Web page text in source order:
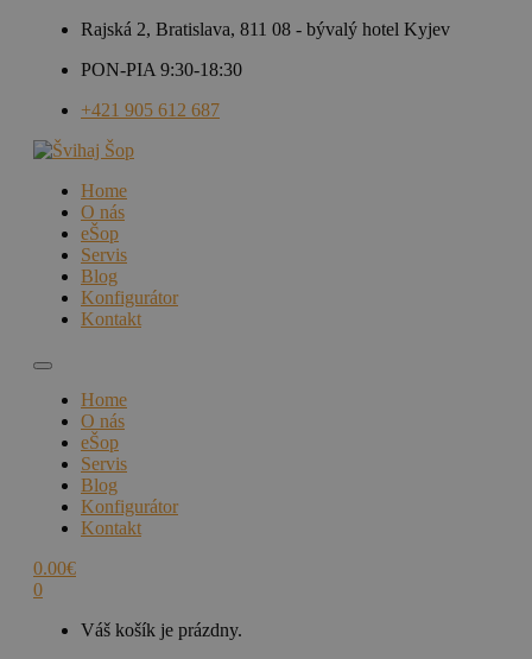
Rajská 2, Bratislava, 811 08 - bývalý hotel Kyjev
PON-PIA 9:30-18:30
+421 905 612 687
Home
O nás
eŠop
Servis
Blog
Konfigurátor
Kontakt
Home
O nás
eŠop
Servis
Blog
Konfigurátor
Kontakt
0.00€
0
Váš košík je prázdny.